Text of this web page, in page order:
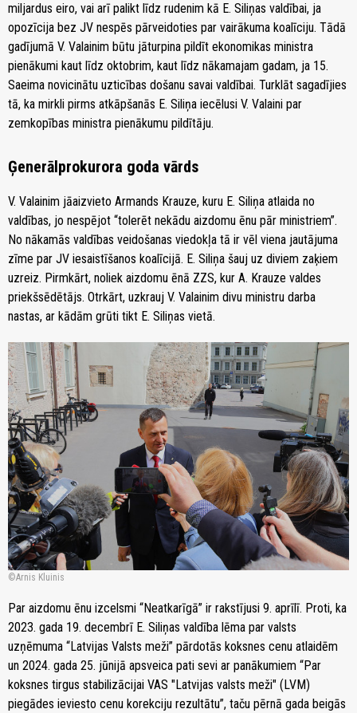
miljardus eiro, vai arī palikt līdz rudenim kā E. Siliņas valdībai, ja
opozīcija bez JV nespēs pārveidoties par vairākuma koalīciju. Tādā
gadījumā V. Valainim būtu jāturpina pildīt ekonomikas ministra
pienākumi kaut līdz oktobrim, kaut līdz nākamajam gadam, ja 15.
Saeima novicinātu uzticības došanu savai valdībai. Turklāt sagadījies
tā, ka mirkli pirms atkāpšanās E. Siliņa iecēlusi V. Valaini par
zemkopības ministra pienākumu pildītāju.
Ģenerālprokurora goda vārds
V. Valainim jāaizvieto Armands Krauze, kuru E. Siliņa atlaida no
valdības, jo nespējot “tolerēt nekādu aizdomu ēnu pār ministriem”.
No nākamās valdības veidošanas viedokļa tā ir vēl viena jautājuma
zīme par JV iesaistīšanos koalīcijā. E. Siliņa šauj uz diviem zaķiem
uzreiz. Pirmkārt, noliek aizdomu ēnā ZZS, kur A. Krauze valdes
priekšsēdētājs. Otrkārt, uzkrauj V. Valainim divu ministru darba
nastas, ar kādām grūti tikt E. Siliņas vietā.
Arnis Kluinis
Par aizdomu ēnu izcelsmi “Neatkarīgā” ir rakstījusi 9. aprīlī. Proti, ka
2023. gada 19. decembrī E. Siliņas valdība lēma par valsts
uzņēmuma “Latvijas Valsts meži” pārdotās koksnes cenu atlaidēm
un 2024. gada 25. jūnijā apsveica pati sevi ar panākumiem “Par
koksnes tirgus stabilizācijai VAS "Latvijas valsts meži" (LVM)
piegādes ieviesto cenu korekciju rezultātu”, taču pērnā gada beigās